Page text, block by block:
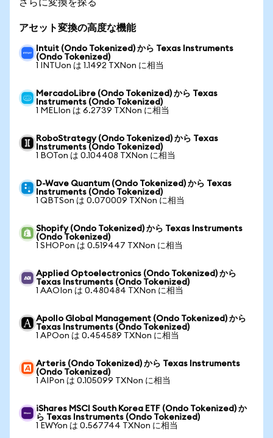
アセット変換の高度な機能
Intuit (Ondo Tokenized) から Texas Instruments
(Ondo Tokenized)
1 INTUon は 1.1492 TXNon に相当
MercadoLibre (Ondo Tokenized) から Texas
Instruments (Ondo Tokenized)
1 MELIon は 6.2739 TXNon に相当
RoboStrategy (Ondo Tokenized) から Texas
Instruments (Ondo Tokenized)
1 BOTon は 0.104408 TXNon に相当
D-Wave Quantum (Ondo Tokenized) から Texas
Instruments (Ondo Tokenized)
1 QBTSon は 0.070009 TXNon に相当
Shopify (Ondo Tokenized) から Texas Instruments
(Ondo Tokenized)
1 SHOPon は 0.519447 TXNon に相当
Applied Optoelectronics (Ondo Tokenized) から
Texas Instruments (Ondo Tokenized)
1 AAOIon は 0.480484 TXNon に相当
Apollo Global Management (Ondo Tokenized) から
Texas Instruments (Ondo Tokenized)
1 APOon は 0.454589 TXNon に相当
Arteris (Ondo Tokenized) から Texas Instruments
(Ondo Tokenized)
1 AIPon は 0.105099 TXNon に相当
iShares MSCI South Korea ETF (Ondo Tokenized) か
ら Texas Instruments (Ondo Tokenized)
1 EWYon は 0.567744 TXNon に相当